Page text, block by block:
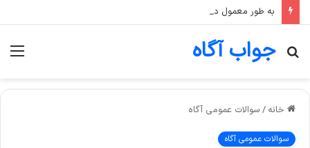
جواب آگاه
جستجو
خانه / سوالات عمومی آگاه
سوالات عمومی آگاه